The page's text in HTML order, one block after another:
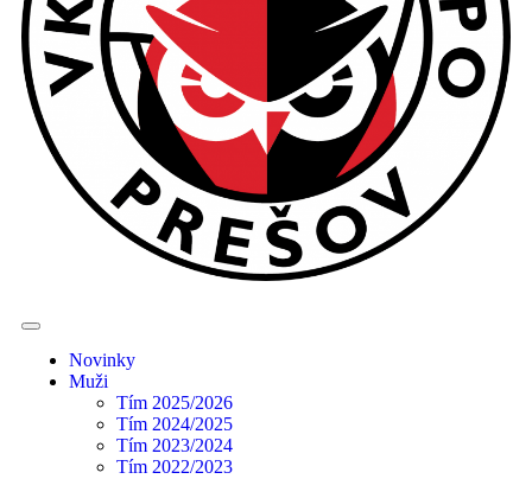
Novinky
Muži
Tím 2025/2026
Tím 2024/2025
Tím 2023/2024
Tím 2022/2023